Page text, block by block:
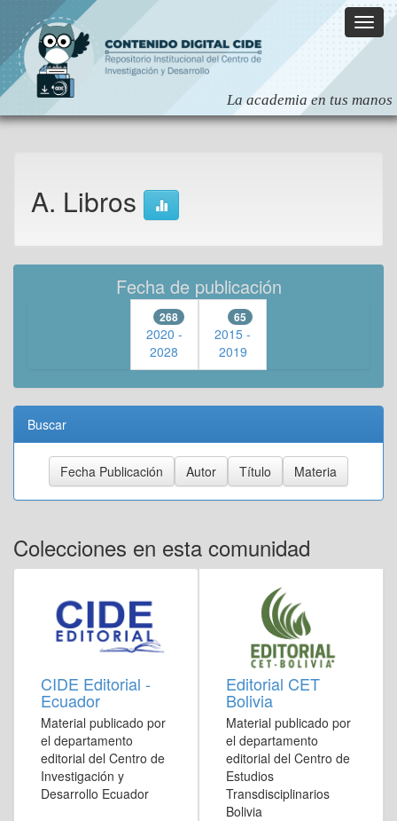
navigation
A. Libros
Fecha de publicación
268
2020 -
2028
65
2015 -
2019
Buscar
Colecciones en esta comunidad
CIDE Editorial -
Ecuador
Material publicado por
el departamento
editorial del Centro de
Investigación y
Desarrollo Ecuador
Editorial CET
Bolivia
Material publicado por
el departamento
editorial del Centro de
Estudios
Transdisciplinarios
Bolivia